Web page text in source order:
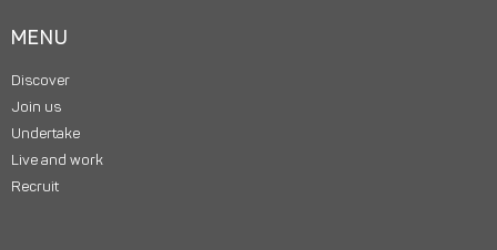
MENU
Discover
Join us
Undertake
Live and work
Recruit